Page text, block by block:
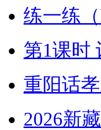
练一练（
第1课时
重阳话
2026新